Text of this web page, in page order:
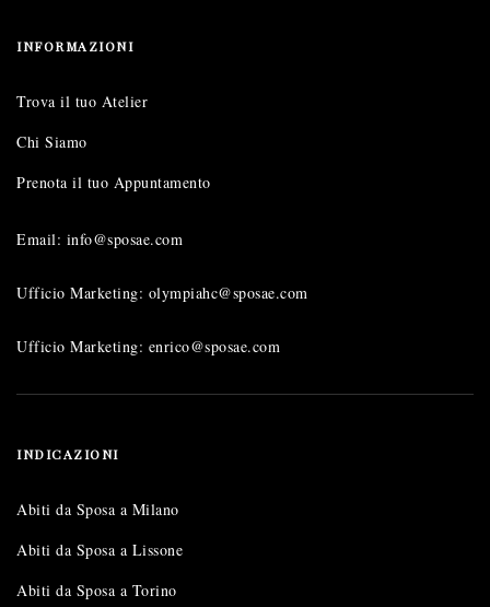
INFORMAZIONI
Trova il tuo Atelier
Chi Siamo
Prenota il tuo Appuntamento
Email: info@sposae.com
Ufficio Marketing: olympiahc@sposae.com
Ufficio Marketing: enrico@sposae.com
INDICAZIONI
Abiti da Sposa a Milano
Abiti da Sposa a Lissone
Abiti da Sposa a Torino